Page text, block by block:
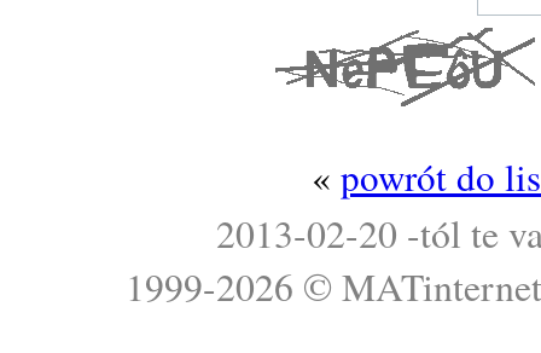
« powrót do
2013-02-20 -tól te
1999-2026 © MATinternet